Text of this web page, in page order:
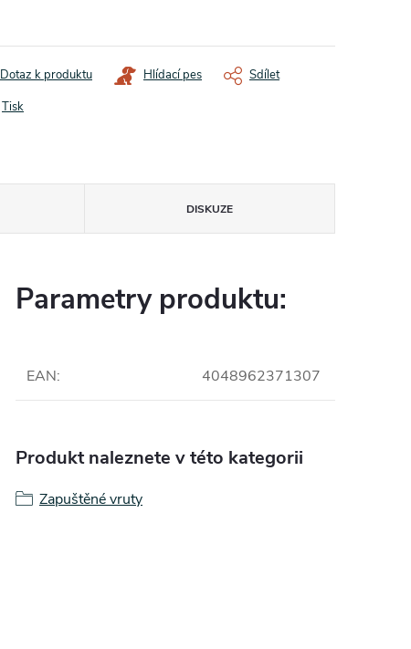
Tisk
Dotaz k produktu Hlídací pes Sdílet
DISKUZE
Parametry produktu:
EAN: 4048962371307
Produkt naleznete v této kategorii
Zapuštěné vruty